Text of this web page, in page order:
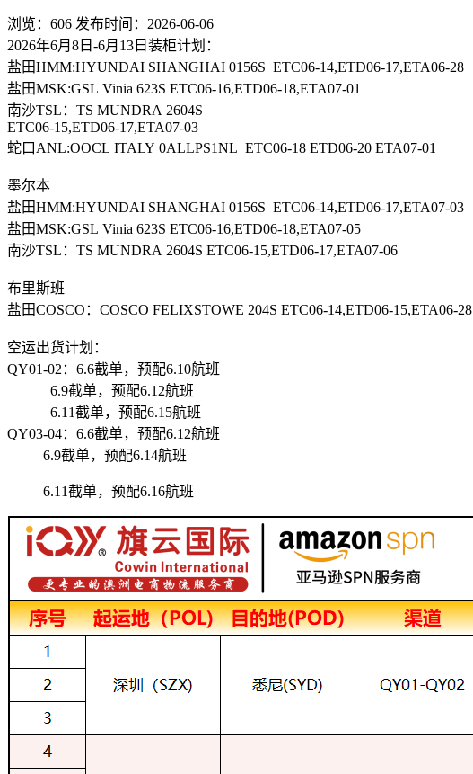
浏览：606 发布时间：2026-06-06
2026年6月8日-6月13日装柜计划：
盐田HMM:HYUNDAI SHANGHAI 0156S ETC06-14,ETD06-17,ETA06-28
盐田MSK:GSL Vinia 623S ETC06-16,ETD06-18,ETA07-01
南沙TSL：TS MUNDRA 2604S
ETC06-15,ETD06-17,ETA07-03
蛇口ANL:OOCL ITALY 0ALLPS1NL ETC06-18 ETD06-20 ETA07-01
墨尔本
盐田HMM:HYUNDAI SHANGHAI 0156S ETC06-14,ETD06-17,ETA07-03
盐田MSK:GSL Vinia 623S ETC06-16,ETD06-18,ETA07-05
南沙TSL：TS MUNDRA 2604S ETC06-15,ETD06-17,ETA07-06
布里斯班
盐田COSCO：COSCO FELIXSTOWE 204S ETC06-14,ETD06-15,ETA06-28
空运出货计划：
QY01-02：6.6截单，预配6.10航班
6.9截单，预配6.12航班
6.11截单，预配6.15航班
QY03-04：6.6截单，预配6.12航班
6.9截单，预配6.14航班
6.11截单，预配6.16航班